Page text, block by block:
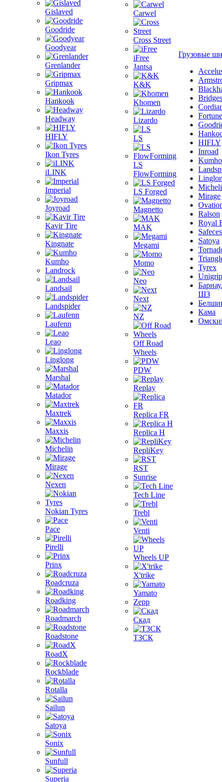
Gislaved
Goodride
Goodyear
Grenlander
Gripmax
Hankook
Headway
HIFLY
Ikon Tyres
iLINK
Imperial
Joyroad
Kavir Tire
Kingnate
Kumho
Landrock
Landsail
Landspider
Laufenn
Leao
Linglong
Marshal
Matador
Maxtrek
Maxxis
Michelin
Mirage
Nexen
Nokian Tyres
Pace
Pirelli
Prinx
Roadcruza
Roadking
Roadmarch
Roadstone
RoadX
Rockblade
Rotalla
Sailun
Satoya
Sonix
Sunfull
Superia
Carwel
Cross Street
iFree
Jantsa
K&K
Khomen
Lizardo
LS
LS
FlowForming
LS Forged
Magnetto
MAK
Megami
Momo
Neo
Next
NZ
Off Road
Wheels
PDW
Replay
Replica FR
Replica H
RepliKey
RST
Sunrise
Tech Line
Trebl
Venti
Wheels UP
X'trike
Yamato
Zepp
Скад
ТЗСК
Грузовые
Fortune
HIFLY
Inroad
Kumho
Mirage
Ralson
Royal
Satoya
Tyrex
Unigrip
ШЗ
Кама